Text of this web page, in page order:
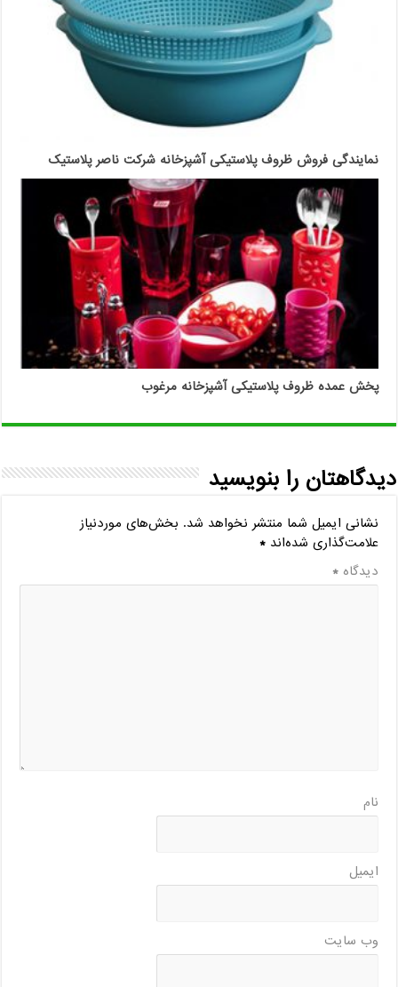
نمایندگی فروش ظروف پلاستیکی آشپزخانه شرکت ناصر پلاستیک
پخش عمده ظروف پلاستیکی آشپزخانه مرغوب
دیدگاهتان را بنویسید
نشانی ایمیل شما منتشر نخواهد شد. بخش‌های موردنیاز
علامت‌گذاری شده‌اند*
دیدگاه*
نام
ایمیل
وب‌ سایت